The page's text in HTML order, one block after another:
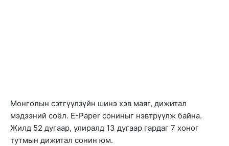
Монголын сэтгүүлзүйн шинэ хэв маяг, дижитал
мэдээний соёл. E-Paper сониныг нэвтрүүлж байна.
Жилд 52 дугаар, улиралд 13 дугаар гардаг 7 хоног
тутмын дижитал сонин юм.